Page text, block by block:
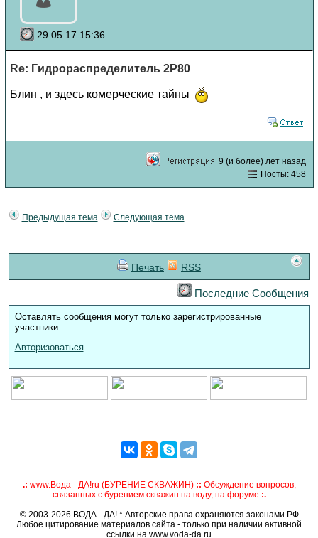
29.05.17 15:36
Re: Гидрораспределитель 2Р80
Блин , и здесь комерческие тайны
9 (и более) лет назад
Посты: 458
Предыдущая тема Следующая тема
Печать RSS
Последние Сообщения
Оставлять сообщения могут только зарегистрированные
участники
Авторизоваться
.: www.Вода - ДА!ru (БУРЕНИЕ СКВАЖИН) :: Обсуждение вопросов,
связанных с бурением скважин на воду, на форуме :.
© 2003-2026 ВОДА - ДА! * Авторские права охраняются законами РФ
Любое цитирование материалов сайта - только при наличии активной
ссылки на www.voda-da.ru